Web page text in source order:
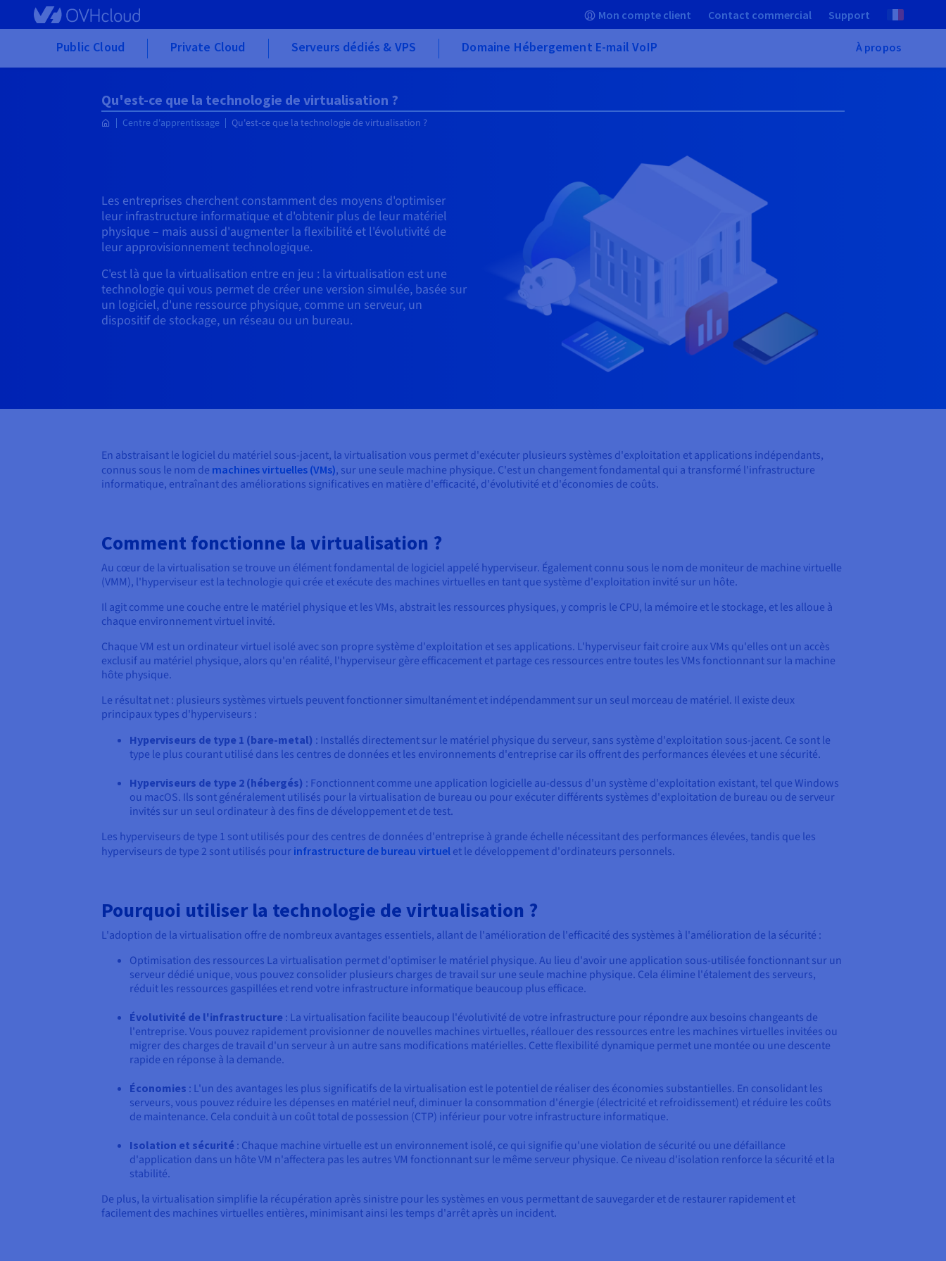
Skip to main content Mon compte client Contact commercial Support
Public Cloud Private Cloud Serveurs dédiés & VPS Domaine Hébergement E-mail VoIP À propos
Qu'est-ce que la technologie de virtualisation ?
Centre d'apprentissage Qu'est-ce que la technologie de virtualisation ?
Les entreprises cherchent constamment des moyens d'optimiser
leur infrastructure informatique et d'obtenir plus de leur matériel
physique – mais aussi d'augmenter la flexibilité et l'évolutivité de
leur approvisionnement technologique.
C'est là que la virtualisation entre en jeu : la virtualisation est une
technologie qui vous permet de créer une version simulée, basée sur
un logiciel, d'une ressource physique, comme un serveur, un
dispositif de stockage, un réseau ou un bureau.
En abstraisant le logiciel du matériel sous-jacent, la virtualisation vous permet d'exécuter plusieurs systèmes d'exploitation et applications indépendants,
connus sous le nom de machines virtuelles (VMs), sur une seule machine physique. C'est un changement fondamental qui a transformé l'infrastructure
informatique, entraînant des améliorations significatives en matière d'efficacité, d'évolutivité et d'économies de coûts.
Comment fonctionne la virtualisation ?
Au cœur de la virtualisation se trouve un élément fondamental de logiciel appelé hyperviseur. Également connu sous le nom de moniteur de machine virtuelle
(VMM), l'hyperviseur est la technologie qui crée et exécute des machines virtuelles en tant que système d'exploitation invité sur un hôte.
Il agit comme une couche entre le matériel physique et les VMs, abstrait les ressources physiques, y compris le CPU, la mémoire et le stockage, et les alloue à
chaque environnement virtuel invité.
Chaque VM est un ordinateur virtuel isolé avec son propre système d'exploitation et ses applications. L'hyperviseur fait croire aux VMs qu'elles ont un accès
exclusif au matériel physique, alors qu'en réalité, l'hyperviseur gère efficacement et partage ces ressources entre toutes les VMs fonctionnant sur la machine
hôte physique.
Le résultat net : plusieurs systèmes virtuels peuvent fonctionner simultanément et indépendamment sur un seul morceau de matériel. Il existe deux
principaux types d'hyperviseurs :
Hyperviseurs de type 1 (bare-metal) : Installés directement sur le matériel physique du serveur, sans système d'exploitation sous-jacent. Ce sont le
type le plus courant utilisé dans les centres de données et les environnements d'entreprise car ils offrent des performances élevées et une sécurité.
Hyperviseurs de type 2 (hébergés) : Fonctionnent comme une application logicielle au-dessus d'un système d'exploitation existant, tel que Windows
ou macOS. Ils sont généralement utilisés pour la virtualisation de bureau ou pour exécuter différents systèmes d'exploitation de bureau ou de serveur
invités sur un seul ordinateur à des fins de développement et de test.
Les hyperviseurs de type 1 sont utilisés pour des centres de données d'entreprise à grande échelle nécessitant des performances élevées, tandis que les
hyperviseurs de type 2 sont utilisés pour infrastructure de bureau virtuel et le développement d'ordinateurs personnels.
Pourquoi utiliser la technologie de virtualisation ?
L'adoption de la virtualisation offre de nombreux avantages essentiels, allant de l'amélioration de l'efficacité des systèmes à l'amélioration de la sécurité :
Optimisation des ressources La virtualisation permet d'optimiser le matériel physique. Au lieu d'avoir une application sous-utilisée fonctionnant sur un
serveur dédié unique, vous pouvez consolider plusieurs charges de travail sur une seule machine physique. Cela élimine l'étalement des serveurs,
réduit les ressources gaspillées et rend votre infrastructure informatique beaucoup plus efficace.
Évolutivité de l'infrastructure : La virtualisation facilite beaucoup l'évolutivité de votre infrastructure pour répondre aux besoins changeants de
l'entreprise. Vous pouvez rapidement provisionner de nouvelles machines virtuelles, réallouer des ressources entre les machines virtuelles invitées ou
migrer des charges de travail d'un serveur à un autre sans modifications matérielles. Cette flexibilité dynamique permet une montée ou une descente
rapide en réponse à la demande.
Économies : L'un des avantages les plus significatifs de la virtualisation est le potentiel de réaliser des économies substantielles. En consolidant les
serveurs, vous pouvez réduire les dépenses en matériel neuf, diminuer la consommation d'énergie (électricité et refroidissement) et réduire les coûts
de maintenance. Cela conduit à un coût total de possession (CTP) inférieur pour votre infrastructure informatique.
Isolation et sécurité : Chaque machine virtuelle est un environnement isolé, ce qui signifie qu'une violation de sécurité ou une défaillance
d'application dans un hôte VM n'affectera pas les autres VM fonctionnant sur le même serveur physique. Ce niveau d'isolation renforce la sécurité et la
stabilité.
De plus, la virtualisation simplifie la récupération après sinistre pour les systèmes en vous permettant de sauvegarder et de restaurer rapidement et
facilement des machines virtuelles entières, minimisant ainsi les temps d'arrêt après un incident.